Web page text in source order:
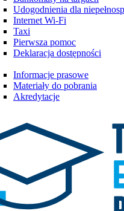
Udogodnienia dla
Internet Wi-Fi
Taxi
Pierwsza pomoc
Deklaracja dostępności
Informacje prasowe
Materiały do pobrania
Akredytacje